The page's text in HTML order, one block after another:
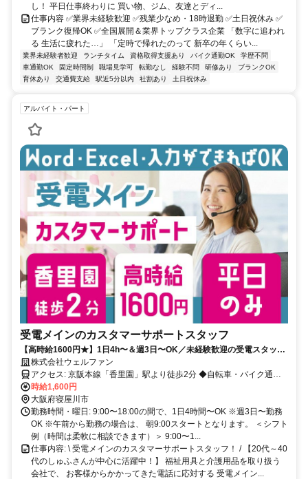
し！ 平日仕事終わりに 買い物、ジム、友達とディ...
仕事内容 ✅業界未経験歓迎 ✅残業少なめ・18時退勤 ✅土日祝休み ✅
ブランク復帰OK ✅全国展開＆業界トップクラス企業 「数字に追われ
る 生活に疲れた…」 「定時で帰れたのって 新卒の年くらい...
業界未経験者歓迎 ランチタイム 資格取得支援あり バイク通勤OK
学歴不問
車通勤OK
固定時間制 職場見学可 転勤なし 経験不問 研修あり
ブランクOK
育休あり
交通費支給 駅近5分以内 社割あり 土日祝休み
アルバイト・パート
受電メインのカスタマーサポートスタッフ
【高時給1600円★】1日4h〜＆週3日〜OK／未経験歓迎の受電スタッフ
◎／20〜40代主婦さん活躍中！
株式会社ウェルファン
アクセス: 京阪本線「香里園」駅より徒歩2分 ◆自転車・バイク通勤
OK！ ◆お買い物に便利！ 駅周辺にはスーパーが充実しており、 退勤
後に夕飯の買い出しをして帰る スタッフも多い好立地です！
時給1,600円
大阪府寝屋川市
勤務時間・曜日: 9:00〜18:00の間で、1日4時間〜OK ※週3日〜勤務
OK ※午前から勤務の場合は、 朝9:00スタートとなります。 ＜シフト
例（時間は柔軟に相談できます）＞ 9:00〜1...
仕事内容: \ 受電メインのカスタマーサポートスタッフ！ / 【20代～40
代のしゅふさんが中心に活躍中！】 福祉用具と介護用品を取り扱う
会社で、 お客様からかかってきた電話に応対する 受電メイン...